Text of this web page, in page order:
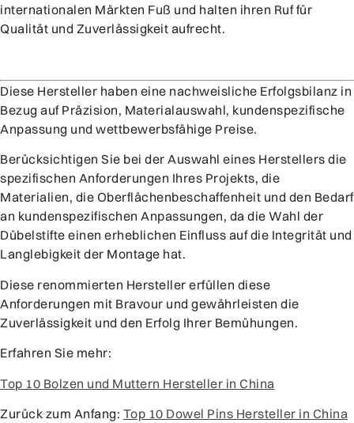
internationalen Märkten Fuß und halten ihren Ruf für
Qualität und Zuverlässigkeit aufrecht.
Diese Hersteller haben eine nachweisliche Erfolgsbilanz in
Bezug auf Präzision, Materialauswahl, kundenspezifische
Anpassung und wettbewerbsfähige Preise.
Berücksichtigen Sie bei der Auswahl eines Herstellers die
spezifischen Anforderungen Ihres Projekts, die
Materialien, die Oberflächenbeschaffenheit und den Bedarf
an kundenspezifischen Anpassungen, da die Wahl der
Dübelstifte einen erheblichen Einfluss auf die Integrität und
Langlebigkeit der Montage hat.
Diese renommierten Hersteller erfüllen diese
Anforderungen mit Bravour und gewährleisten die
Zuverlässigkeit und den Erfolg Ihrer Bemühungen.
Erfahren Sie mehr:
Top 10 Bolzen und Muttern Hersteller in China
Zurück zum Anfang: Top 10 Dowel Pins Hersteller in China